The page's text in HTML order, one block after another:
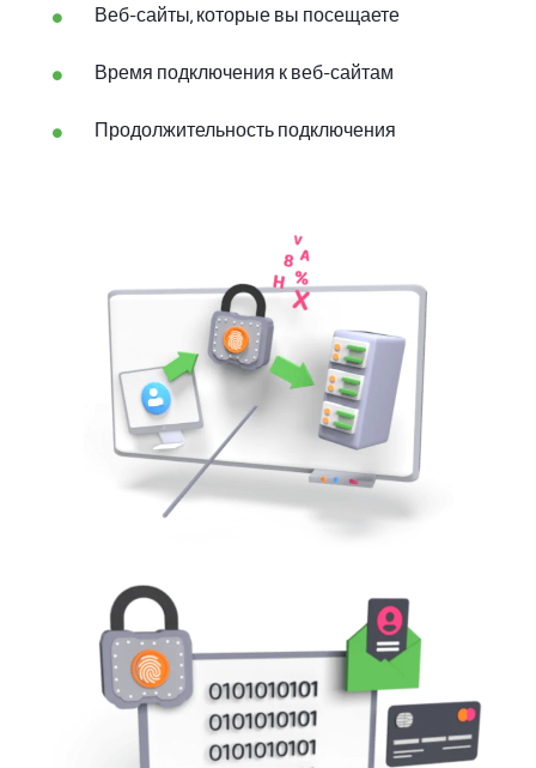
Веб-сайты, которые вы посещаете
Время подключения к веб-сайтам
Продолжительность подключения